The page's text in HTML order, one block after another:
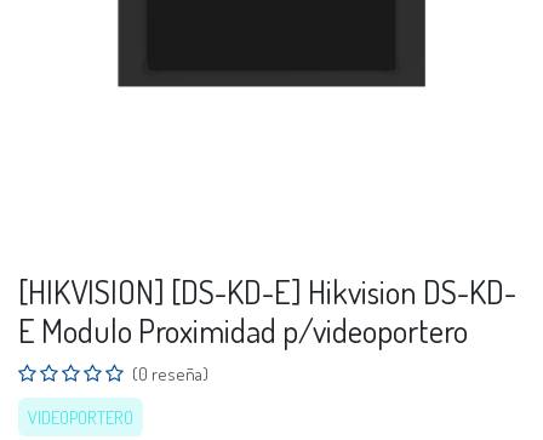
[HIKVISION] [DS-KD-E] Hikvision DS-KD-
E Modulo Proximidad p/videoportero
(0 reseña)
VIDEOPORTERO